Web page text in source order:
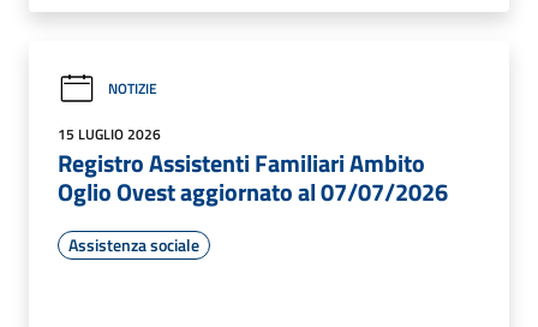
NOTIZIE
15 LUGLIO 2026
Registro Assistenti Familiari Ambito
Oglio Ovest aggiornato al 07/07/2026
Assistenza sociale